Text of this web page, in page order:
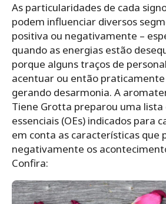
As particularidades de cada
podem influenciar diversos
positiva ou negativamente –
quando as energias estão
porque alguns traços de
acentuar ou então praticamente
gerando desarmonia. A
Tiene Grotta preparou uma lista
essenciais (OEs) indicados para
em conta as características que
negativamente os
Confira: